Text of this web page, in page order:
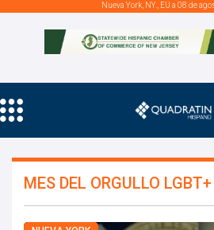
Nueva York, NY., EU a 08 de
MES DEL ORGULLO LGBT+